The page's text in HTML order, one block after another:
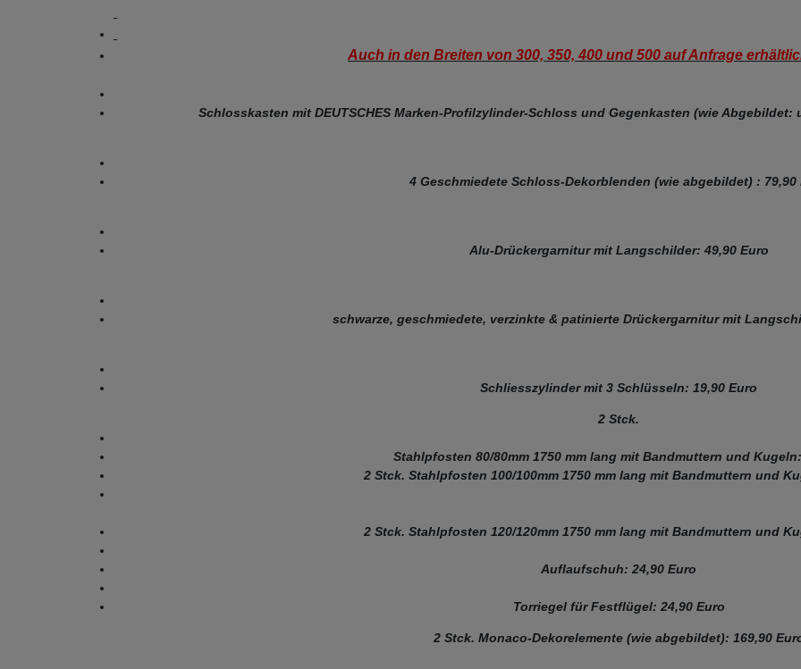
Auch in den Breiten von 300, 350, 400 und 500 auf Anfrage
Schlosskasten mit DEUTSCHES Marken-Profilzylinder-Schloss und Gegenkasten (wie
4 Geschmiedete Schloss-Dekorblenden (wie abgebildet) : 79,90
Alu-Drückergarnitur mit Langschilder: 49,90 Euro
schwarze, geschmiedete, verzinkte & patinierte Drückergarnitur mit
Schliesszylinder mit 3 Schlüsseln: 19,90 Euro
2 Stck.
Stahlpfosten 80/80mm 1750 mm lang mit Bandmuttern und
2 Stck. Stahlpfosten 100/100mm 1750 mm lang mit Bandmuttern und
2 Stck. Stahlpfosten 120/120mm 1750 mm lang mit Bandmuttern und
Auflaufschuh: 24,90 Euro
Torriegel für Festflügel: 24,90 Euro
2 Stck. Monaco-Dekorelemente (wie abgebildet): 169,90